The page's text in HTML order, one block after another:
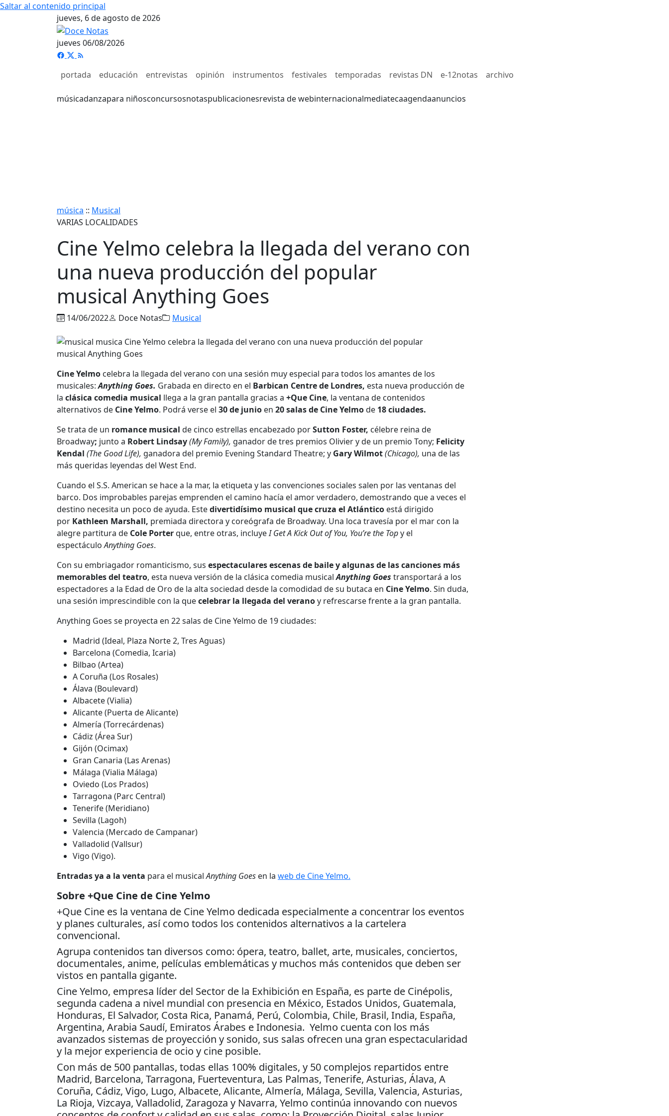
Saltar al contenido principal
jueves, 6 de agosto de 2026
jueves 06/08/2026
portada educación entrevistas opinión instrumentos festivales temporadas revistas DN e-12notas archivo
músicadanzapara niñosconcursosnotaspublicacionesrevista de webinternacionalmediatecaagendaanuncios
música :: Musical
VARIAS LOCALIDADES
Cine Yelmo celebra la llegada del verano con
una nueva producción del popular
musical Anything Goes
14/06/2022 Doce Notas Musical
Cine Yelmo celebra la llegada del verano con una sesión muy especial para todos los amantes de los
musicales:Anything Goes. Grabada en directo en el Barbican Centre de Londres, esta nueva producción de
la clásica comedia musical llega a la gran pantalla gracias a +Que Cine, la ventana de contenidos
alternativos de Cine Yelmo. Podrá verse el 30 de junio en 20 salas de Cine Yelmode 18 ciudades.
Se trata de un romance musical de cinco estrellas encabezado porSutton Foster, célebre reina de
Broadway; junto a Robert Lindsay(My Family), ganador de tres premios Olivier y de un premio Tony; Felicity
Kendal (The Good Life), ganadora del premio Evening Standard Theatre; y Gary Wilmot(Chicago), una de las
más queridas leyendas del West End.
Cuando el S.S. American se hace a la mar, la etiqueta y las convenciones sociales salen por las ventanas del
barco. Dos improbables parejas emprenden el camino hacía el amor verdadero, demostrando que a veces el
destino necesita un poco de ayuda. Estedivertidísimo musical que cruza el Atlántico está dirigido
por Kathleen Marshall, premiada directora y coreógrafa de Broadway. Una loca travesía por el mar con la
alegre partitura de Cole Porterque, entre otras, incluyeI Get A Kick Out of You, You’re the Topy el
espectáculoAnything Goes.
Con su embriagador romanticismo, sus espectaculares escenas de baile y algunas de las canciones más
memorables del teatro, esta nueva versión de la clásica comedia musicalAnything Goes transportará a los
espectadores a la Edad de Oro de la alta sociedad desde la comodidad de su butaca en Cine Yelmo. Sin duda,
una sesión imprescindible con la quecelebrar la llegada del veranoy refrescarse frente a la gran pantalla.
Anything Goes se proyecta en 22 salas de Cine Yelmo de 19 ciudades:
Madrid (Ideal, Plaza Norte 2, Tres Aguas)
Barcelona (Comedia, Icaria)
Bilbao (Artea)
A Coruña (Los Rosales)
Álava (Boulevard)
Albacete (Vialia)
Alicante (Puerta de Alicante)
Almería (Torrecárdenas)
Cádiz (Área Sur)
Gijón (Ocimax)
Gran Canaria (Las Arenas)
Málaga (Vialia Málaga)
Oviedo (Los Prados)
Tarragona (Parc Central)
Tenerife (Meridiano)
Sevilla (Lagoh)
Valencia (Mercado de Campanar)
Valladolid (Vallsur)
Vigo (Vigo).
Entradas ya a la venta para el musicalAnything Goes en la web de Cine Yelmo.
Sobre +Que Cine de Cine Yelmo
+Que Cine es la ventana de Cine Yelmo dedicada especialmente a concentrar los eventos
y planes culturales, así como todos los contenidos alternativos a la cartelera
convencional.
Agrupa contenidos tan diversos como: ópera, teatro, ballet, arte, musicales, conciertos,
documentales, anime, películas emblemáticas y muchos más contenidos que deben ser
vistos en pantalla gigante.
Cine Yelmo, empresa líder del Sector de la Exhibición en España, es parte de Cinépolis,
segunda cadena a nivel mundial con presencia en México, Estados Unidos, Guatemala,
Honduras, El Salvador, Costa Rica, Panamá, Perú, Colombia, Chile, Brasil, India, España,
Argentina, Arabia Saudí, Emiratos Árabes e Indonesia. Yelmo cuenta con los más
avanzados sistemas de proyección y sonido, sus salas ofrecen una gran espectacularidad
y la mejor experiencia de ocio y cine posible.
Con más de 500 pantallas, todas ellas 100% digitales, y 50 complejos repartidos entre
Madrid, Barcelona, Tarragona, Fuerteventura, Las Palmas, Tenerife, Asturias, Álava, A
Coruña, Cádiz, Vigo, Lugo, Albacete, Alicante, Almería, Málaga, Sevilla, Valencia, Asturias,
La Rioja, Vizcaya, Valladolid, Zaragoza y Navarra, Yelmo continúa innovando con nuevos